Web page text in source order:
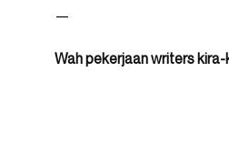
—
Wah pekerjaan writers